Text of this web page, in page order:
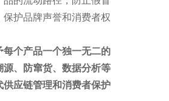
护品牌声誉和消费者权
每个产品一个独一无二的
、防窜货、数据分析等
应链管理和消费者保护